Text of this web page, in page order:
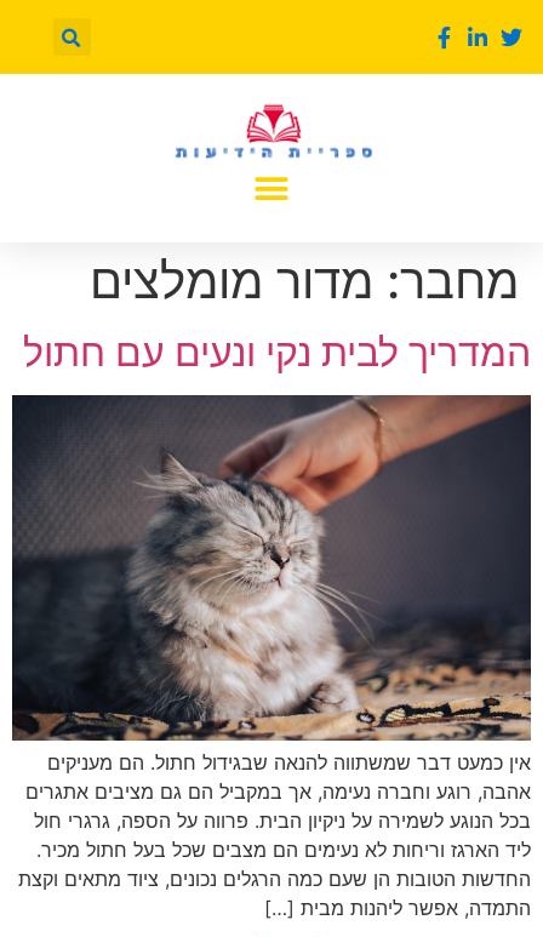
מחבר: מדור מומלצים
המדריך לבית נקי ונעים עם חתול
אין כמעט דבר שמשתווה להנאה שבגידול חתול. הם מעניקים
אהבה, רוגע וחברה נעימה, אך במקביל הם גם מציבים אתגרים
בכל הנוגע לשמירה על ניקיון הבית. פרווה על הספה, גרגרי חול
ליד הארגז וריחות לא נעימים הם מצבים שכל בעל חתול מכיר.
החדשות הטובות הן שעם כמה הרגלים נכונים, ציוד מתאים וקצת
התמדה, אפשר ליהנות מבית […]